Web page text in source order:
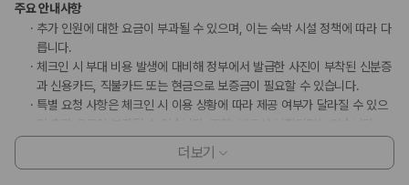
주요 안내사항
추가 인원에 대한 요금이 부과될 수 있으며, 이는 숙박 시설 정책에 따라 다
릅니다.
체크인 시 부대 비용 발생에 대비해 정부에서 발급한 사진이 부착된 신분증
과 신용카드, 직불카드 또는 현금으로 보증금이 필요할 수 있습니다.
특별 요청 사항은 체크인 시 이용 상황에 따라 제공 여부가 달라질 수 있으
이 숙박 시설에서는 신용카드로 결제하실 수 있습니다. 현금은 받지 않습니
더보기